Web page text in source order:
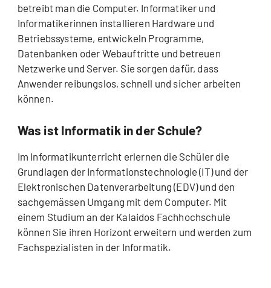
betreibt man die Computer. Informatiker und
Informatikerinnen installieren Hardware und
Betriebssysteme, entwickeln Programme,
Datenbanken oder Webauftritte und betreuen
Netzwerke und Server. Sie sorgen dafür, dass
Anwender reibungslos, schnell und sicher arbeiten
können.
Was ist Informatik in der Schule?
Im Informatikunterricht erlernen die Schüler die
Grundlagen der Informationstechnologie (IT) und der
Elektronischen Datenverarbeitung (EDV) und den
sachgemässen Umgang mit dem Computer. Mit
einem Studium an der Kalaidos Fachhochschule
können Sie ihren Horizont erweitern und werden zum
Fachspezialisten in der Informatik.